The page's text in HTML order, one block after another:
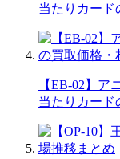
当たりカード
【EB-02】ア
当たりカード